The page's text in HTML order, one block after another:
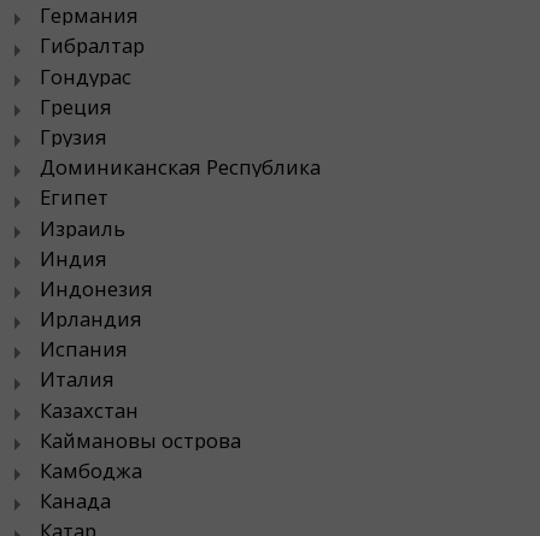
Германия
Гибралтар
Гондурас
Греция
Грузия
Доминиканская Республика
Египет
Израиль
Индия
Индонезия
Ирландия
Испания
Италия
Казахстан
Каймановы острова
Камбоджа
Канада